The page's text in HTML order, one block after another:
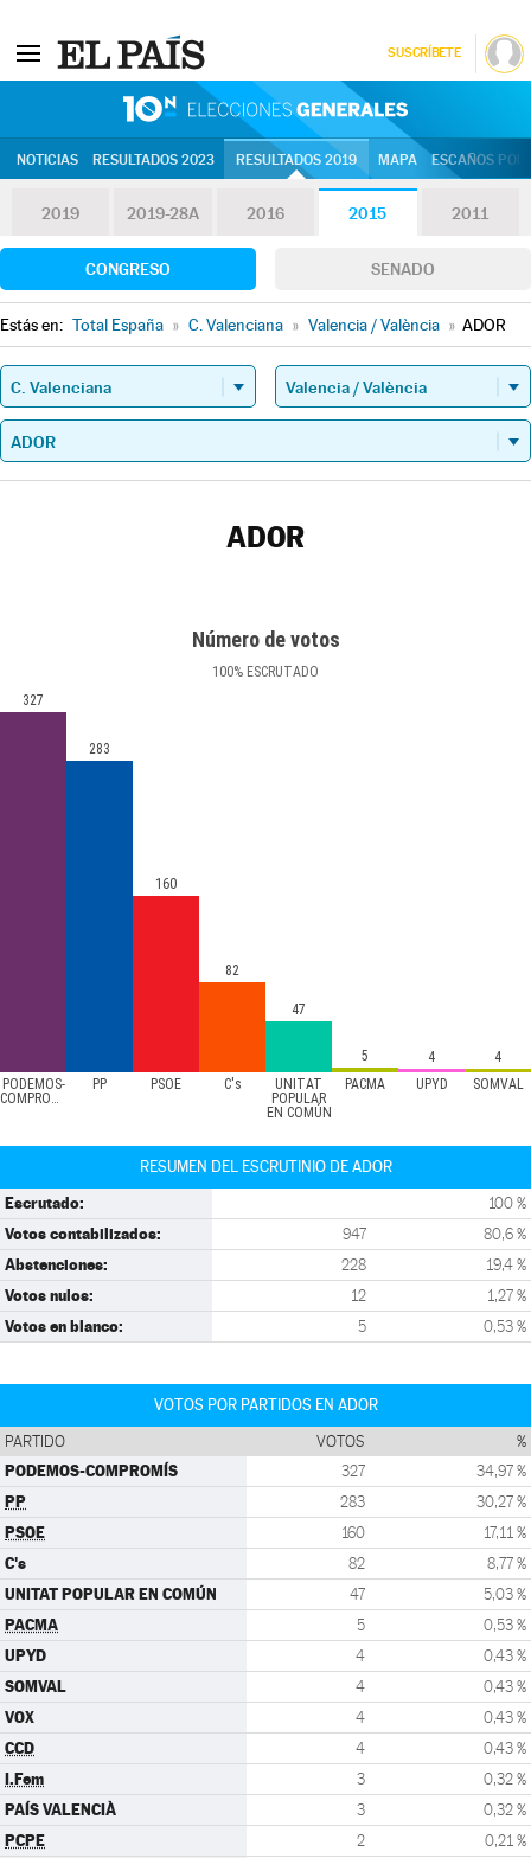
SUSCRÍBETE
NOTICIAS RESULTADOS 2023 RESULTADOS 2019 MAPA ESCAÑOS
2019 2019-28A 2016 2015 2011
CONGRESO SENADO
Estás en: Total España » C. Valenciana » Valencia / València » ADOR
ADOR
Número de votos
100% ESCRUTADO
PODEMOS-
COMPROMÍS
PP PSOE C's
UNITAT
POPULAR
EN COMÚN
PACMA UPYD SOMVAL
327
283
160
82
47
5 4 4
RESUMEN DEL ESCRUTINIO DE ADOR
Escrutado: 100 %
Votos contabilizados: 947 80,6 %
Abstenciones: 228 19,4 %
Votos nulos: 12 1,27 %
Votos en blanco: 5 0,53 %
VOTOS POR PARTIDOS EN ADOR
PARTIDO VOTOS %
PODEMOS-COMPROMÍS 327 34,97 %
PP 283 30,27 %
PSOE 160 17,11 %
C's 82 8,77 %
UNITAT POPULAR EN COMÚN 47 5,03 %
PACMA 5 0,53 %
UPYD 4 0,43 %
SOMVAL 4 0,43 %
VOX 4 0,43 %
CCD 4 0,43 %
I.Fem 3 0,32 %
PAÍS VALENCIÀ 3 0,32 %
PCPE 2 0,21 %